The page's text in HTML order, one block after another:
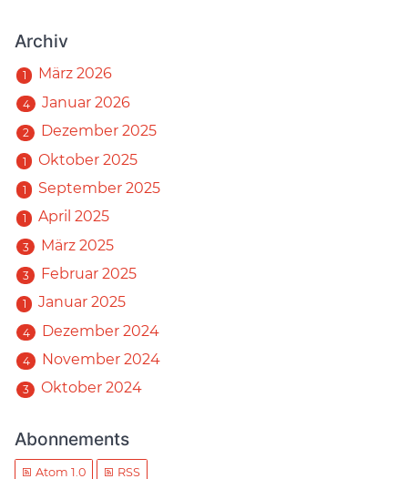
Archiv
1 März 2026
4 Januar 2026
2 Dezember 2025
1 Oktober 2025
1 September 2025
1 April 2025
3 März 2025
3 Februar 2025
1 Januar 2025
4 Dezember 2024
4 November 2024
3 Oktober 2024
Abonnements
Atom 1.0 RSS